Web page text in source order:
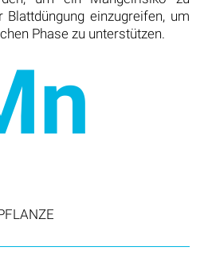
einzugreifen, um
Phase zu unterstützen.